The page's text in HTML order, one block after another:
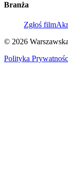
Branża
Zgłoś film
© 2026
Polityka